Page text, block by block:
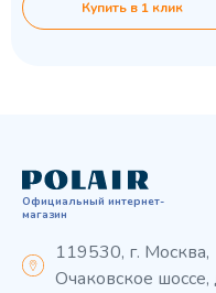
Купить в 1 клик
Официальный интернет-
магазин
119530, г. Москва,
Очаковское шоссе,